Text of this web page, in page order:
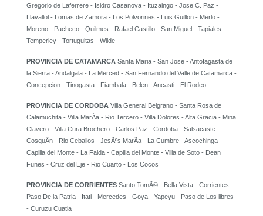
Gregorio de Laferrere - Isidro Casanova - Ituzaingo - Jose C. Paz -
Llavallol - Lomas de Zamora - Los Polvorines - Luis Guillon - Merlo -
Moreno - Pacheco - Quilmes - Rafael Castillo - San Miguel - Tapiales -
Temperley - Tortuguitas - Wilde
PROVINCIA DE CATAMARCA Santa Maria - San Jose - Antofagasta de
la Sierra - Andalgala - La Merced - San Fernando del Valle de Catamarca -
Concepcion - Tinogasta - Fiambala - Belen - Ancasti - El Rodeo
PROVINCIA DE CORDOBA Villa General Belgrano - Santa Rosa de
Calamuchita - Villa MarÃ­a - Rio Tercero - Villa Dolores - Alta Gracia - Mina
Clavero - Villa Cura Brochero - Carlos Paz - Cordoba - Salsacaste -
CosquÃ­n - Rio Ceballos - JesÃºs MarÃ­a - La Cumbre - Ascochinga -
Capilla del Monte - La Falda - Capilla del Monte - Villa de Soto - Dean
Funes - Cruz del Eje - Rio Cuarto - Los Cocos
PROVINCIA DE CORRIENTES Santo TomÃ© - Bella Vista - Corrientes -
Paso De la Patria - Itati - Mercedes - Goya - Yapeyu - Paso de Los libres
- Curuzu Cuatia